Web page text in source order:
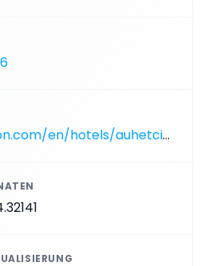
https://hilton.com/en/hotels/auhetci-conrad-abu-dhabi-etihad-towers/dining/observation-deck-at-300